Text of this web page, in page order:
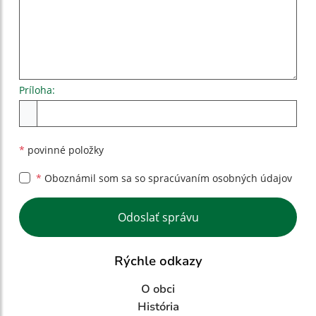
Príloha:
* povinné položky
* Oboznámil som sa so spracúvaním osobných údajov
Google reCaptcha Response
Odoslať správu
Rýchle odkazy
O obci
História